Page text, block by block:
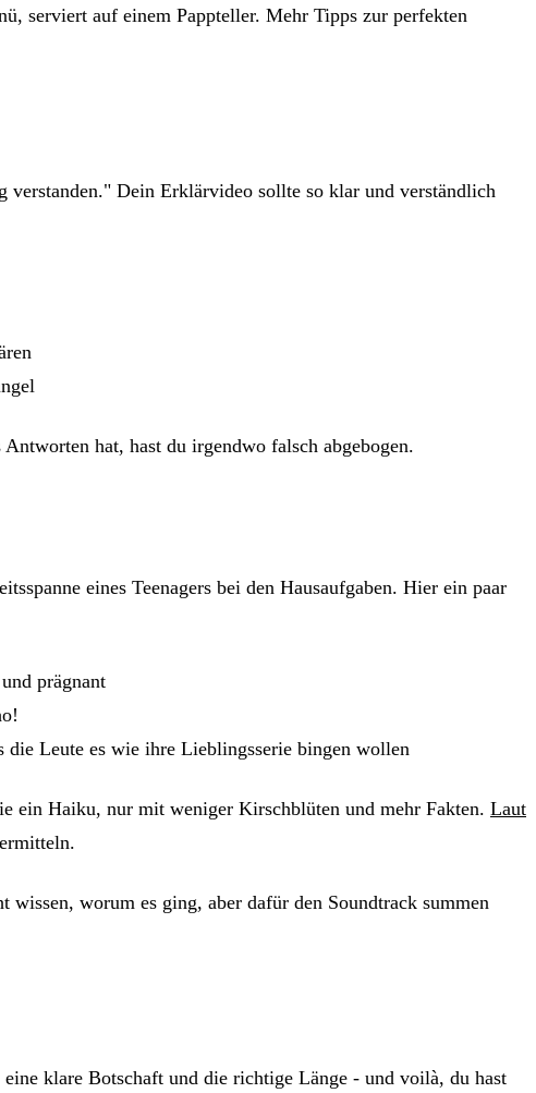
serviert auf einem Pappteller. Mehr Tipps zur perfekten
Dein Erklärvideo sollte so klar und verständlich
hat, hast du irgendwo falsch abgebogen.
eines Teenagers bei den Hausaufgaben. Hier ein paar
prägnant
die Leute es wie ihre Lieblingsserie bingen wollen
Haiku, nur mit weniger Kirschblüten und mehr Fakten. Laut
worum es ging, aber dafür den Soundtrack summen
klare Botschaft und die richtige Länge - und voilà, du hast